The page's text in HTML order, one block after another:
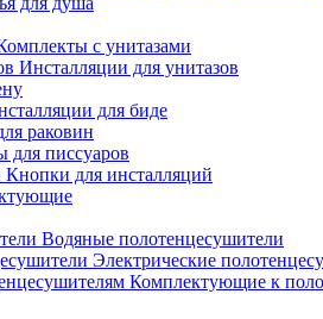
с унитазами
Инсталляции для унитазов
для биде
раковин
для писсуаров
Кнопки для инсталляций
Водяные полотенцесушители
Электрические
Комплектующие к